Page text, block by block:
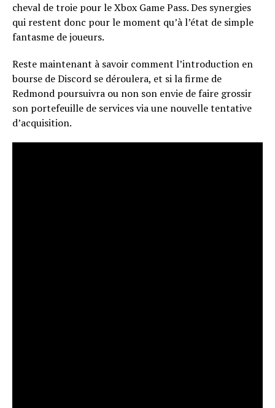
cheval de troie pour le Xbox Game Pass. Des synergies
qui restent donc pour le moment qu’à l’état de simple
fantasme de joueurs.
Reste maintenant à savoir comment l’introduction en
bourse de Discord se déroulera, et si la firme de
Redmond poursuivra ou non son envie de faire grossir
son portefeuille de services via une nouvelle tentative
d’acquisition.